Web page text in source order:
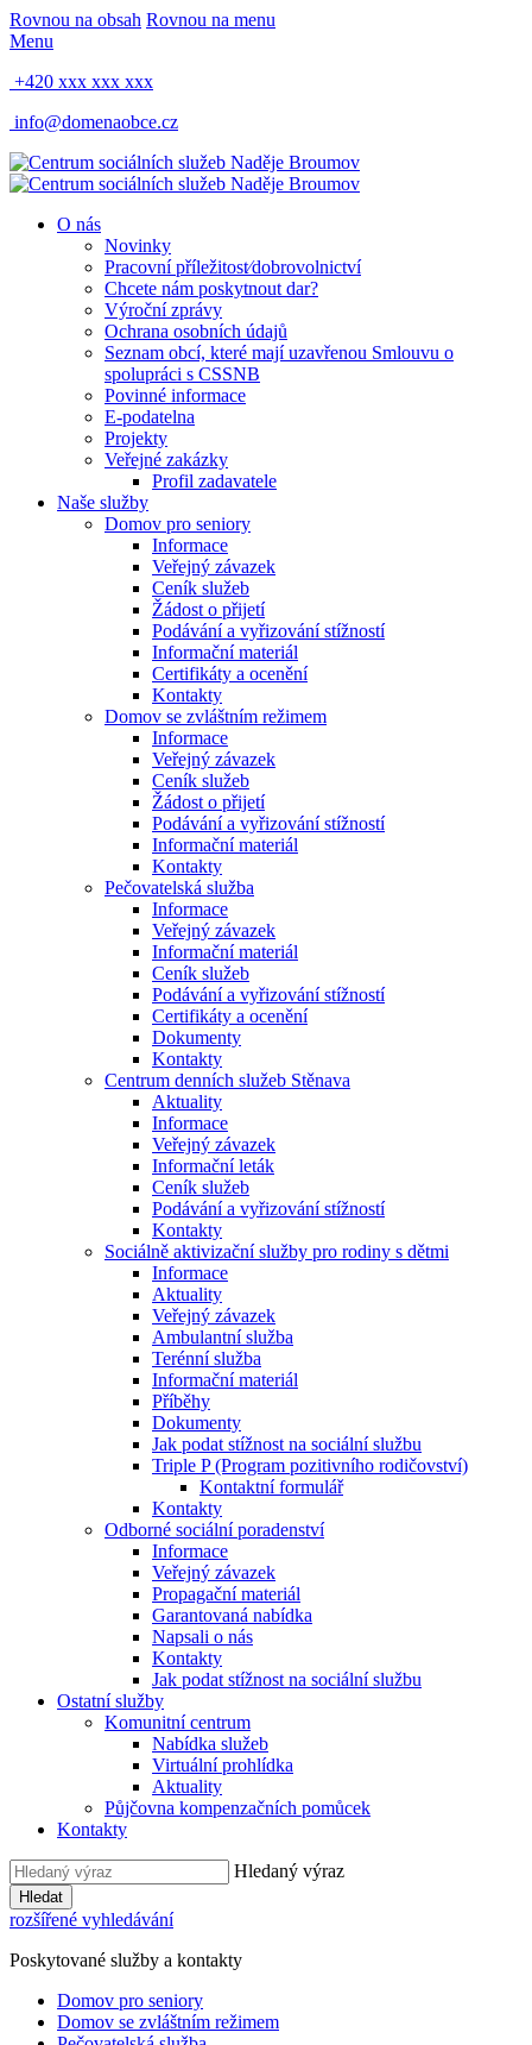
Rovnou na obsah Rovnou na menu
Menu
+420 xxx xxx xxx
info@domenaobce.cz
O nás
Novinky
Pracovní příležitost⁄dobrovolnictví
Chcete nám poskytnout dar?
Výroční zprávy
Ochrana osobních údajů
Seznam obcí, které mají uzavřenou Smlouvu o
spolupráci s CSSNB
Povinné informace
E-podatelna
Projekty
Veřejné zakázky
Profil zadavatele
Naše služby
Domov pro seniory
Informace
Veřejný závazek
Ceník služeb
Žádost o přijetí
Podávání a vyřizování stížností
Informační materiál
Certifikáty a ocenění
Kontakty
Domov se zvláštním režimem
Informace
Veřejný závazek
Ceník služeb
Žádost o přijetí
Podávání a vyřizování stížností
Informační materiál
Kontakty
Pečovatelská služba
Informace
Veřejný závazek
Informační materiál
Ceník služeb
Podávání a vyřizování stížností
Certifikáty a ocenění
Dokumenty
Kontakty
Centrum denních služeb Stěnava
Aktuality
Informace
Veřejný závazek
Informační leták
Ceník služeb
Podávání a vyřizování stížností
Kontakty
Sociálně aktivizační služby pro rodiny s dětmi
Informace
Aktuality
Veřejný závazek
Ambulantní služba
Terénní služba
Informační materiál
Příběhy
Dokumenty
Jak podat stížnost na sociální službu
Triple P (Program pozitivního rodičovství)
Kontaktní formulář
Kontakty
Odborné sociální poradenství
Informace
Veřejný závazek
Propagační materiál
Garantovaná nabídka
Napsali o nás
Kontakty
Jak podat stížnost na sociální službu
Ostatní služby
Komunitní centrum
Nabídka služeb
Virtuální prohlídka
Aktuality
Půjčovna kompenzačních pomůcek
Kontakty
Hledaný výraz
Hledat
rozšířené vyhledávání
Poskytované služby a kontakty
Domov pro seniory
Domov se zvláštním režimem